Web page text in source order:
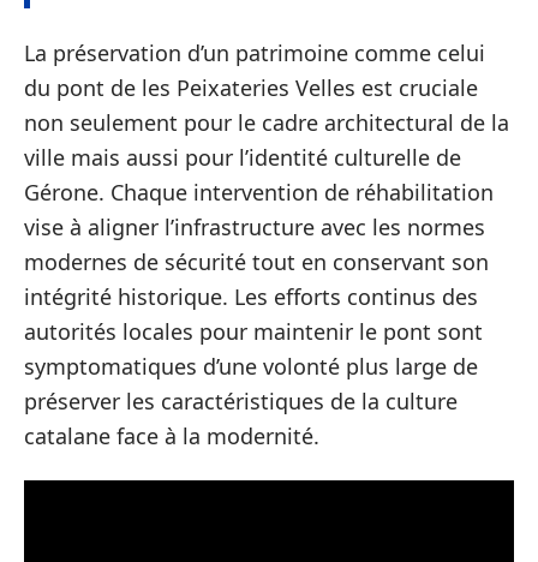
La préservation d’un patrimoine comme celui
du pont de les Peixateries Velles est cruciale
non seulement pour le cadre architectural de la
ville mais aussi pour l’identité culturelle de
Gérone. Chaque intervention de réhabilitation
vise à aligner l’infrastructure avec les normes
modernes de sécurité tout en conservant son
intégrité historique. Les efforts continus des
autorités locales pour maintenir le pont sont
symptomatiques d’une volonté plus large de
préserver les caractéristiques de la culture
catalane face à la modernité.